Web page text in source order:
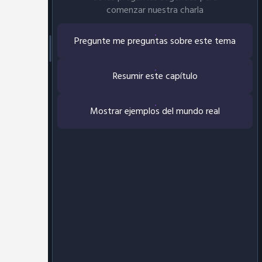
comenzar nuestra charla
Pregunte me preguntas sobre este tema
Resumir este capítulo
Mostrar ejemplos del mundo real